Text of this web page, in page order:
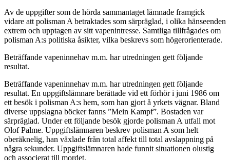
Av de uppgifter som de hörda sammantaget lämnade framgick
vidare att polisman A betraktades som särpräglad, i olika hänseenden
extrem och upptagen av sitt vapenintresse. Samtliga tillfrågades om
polisman A:s politiska åsikter, vilka beskrevs som högerorienterade.
Beträffande vapeninnehav m.m. har utredningen gett följande
resultat.
Beträffande vapeninnehav m.m. har utredningen gett följande
resultat. En uppgiftslämnare berättade vid ett förhör i juni 1986 om
ett besök i polisman A:s hem, som han gjort å yrkets vägnar. Bland
diverse uppslagna böcker fanns ”Mein Kampf”. Bostaden var
särpräglad. Under ett följande besök gjorde polisman A utfall mot
Olof Palme. Uppgiftslämnaren beskrev polisman A som helt
oberäknelig, han växlade från total affekt till total avslappning på
några sekunder. Uppgiftslämnaren hade funnit situationen olustig
och associerat till mordet.